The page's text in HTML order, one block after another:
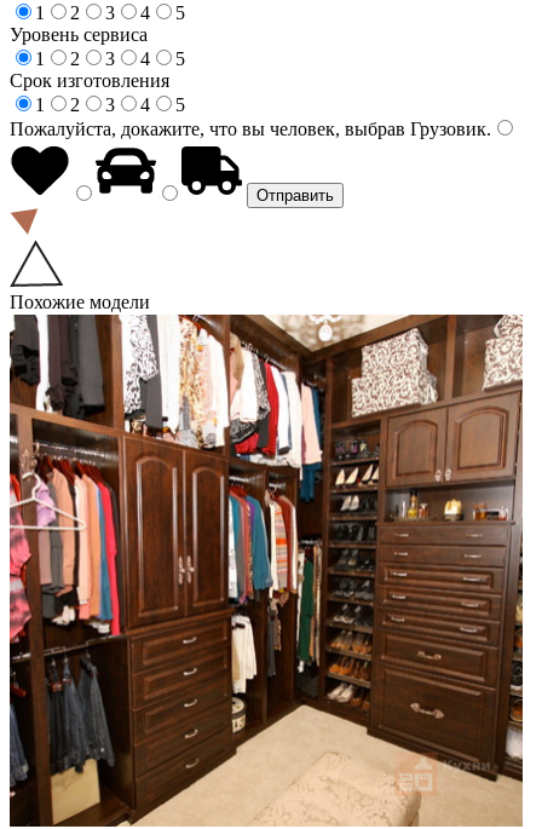
1
2 3 4
5
Уровень сервиса
1
2 3 4
5
Срок изготовления
1
2 3 4
5
Пожалуйста, докажите, что вы человек, выбрав Грузовик.
Похожие модели